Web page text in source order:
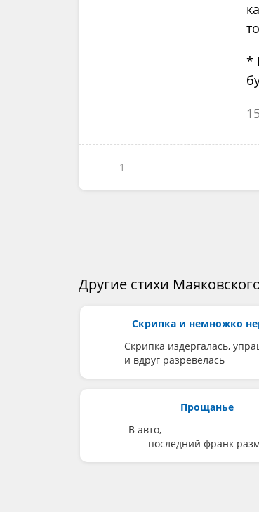
*
1
Другие стихи
Скрипка и немножко
Скрипка издергалась,
и вдруг разревелась
Прощанье
В авто,
последний франк